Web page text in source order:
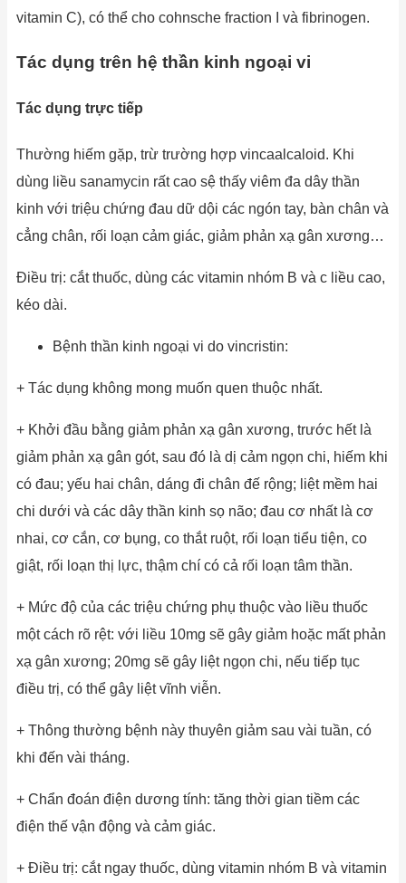
vitamin C), có thể cho cohnsche fraction I và fibrinogen.
Tác dụng trên hệ thần kinh ngoại vi
Tác dụng trực tiếp
Thường hiếm gặp, trừ trường hợp vincaalcaloid. Khi
dùng liều sanamycin rất cao sệ thấy viêm đa dây thần
kinh với triệu chứng đau dữ dội các ngón tay, bàn chân và
cẳng chân, rối loạn cảm giác, giảm phản xạ gân xương…
Điều trị: cắt thuốc, dùng các vitamin nhóm B và c liều cao,
kéo dài.
Bệnh thần kinh ngoại vi do vincristin:
+ Tác dụng không mong muốn quen thuộc nhất.
+ Khởi đầu bằng giảm phản xạ gân xương, trước hết là
giảm phản xạ gân gót, sau đó là dị cảm ngọn chi, hiếm khi
có đau; yếu hai chân, dáng đi chân đế rộng; liệt mềm hai
chi dưới và các dây thần kinh sọ não; đau cơ nhất là cơ
nhai, cơ cắn, cơ bụng, co thắt ruột, rối loạn tiểu tiện, co
giật, rối loạn thị lực, thậm chí có cả rối loạn tâm thần.
+ Mức độ của các triệu chứng phụ thuộc vào liều thuốc
một cách rõ rệt: với liều 10mg sẽ gây giảm hoặc mất phản
xạ gân xương; 20mg sẽ gây liệt ngọn chi, nếu tiếp tục
điều trị, có thể gây liệt vĩnh viễn.
+ Thông thường bệnh này thuyên giảm sau vài tuần, có
khi đến vài tháng.
+ Chẩn đoán điện dương tính: tăng thời gian tiềm các
điện thế vận động và cảm giác.
+ Điều trị: cắt ngay thuốc, dùng vitamin nhóm B và vitamin